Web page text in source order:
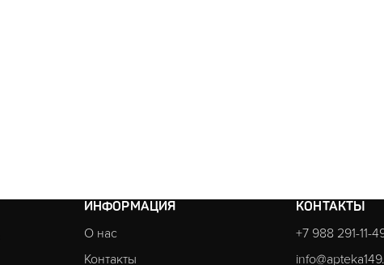
ИНФОРМАЦИЯ
О нас
Контакты
КОНТАКТЫ
+7 988 291-11-